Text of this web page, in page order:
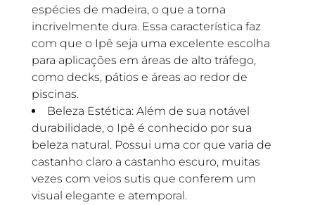
espécies de madeira, o que a torna
incrivelmente dura. Essa característica faz
com que o Ipê seja uma excelente escolha
para aplicações em áreas de alto tráfego,
como decks, pátios e áreas ao redor de
piscinas.
Beleza Estética: Além de sua notável
durabilidade, o Ipê é conhecido por sua
beleza natural. Possui uma cor que varia de
castanho claro a castanho escuro, muitas
vezes com veios sutis que conferem um
visual elegante e atemporal.